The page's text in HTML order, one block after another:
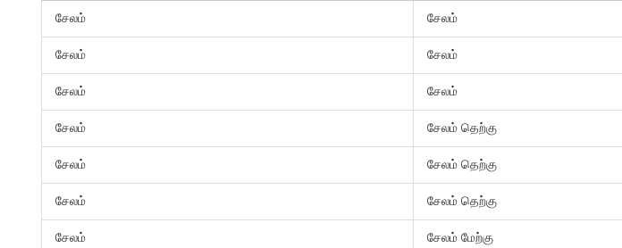
சேலம்
சேலம்
சேலம்
சேலம்
சேலம்
சேலம்
சேலம்
சேலம் தெற்கு
சேலம்
சேலம் தெற்கு
சேலம்
சேலம் தெற்கு
சேலம்
சேலம் மேற்கு